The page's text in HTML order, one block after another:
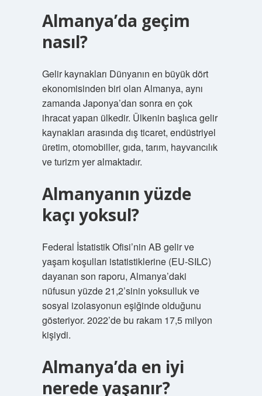
Almanya’da geçim
nasıl?
Gelir kaynakları Dünyanın en büyük dört
ekonomisinden biri olan Almanya, aynı
zamanda Japonya’dan sonra en çok
ihracat yapan ülkedir. Ülkenin başlıca gelir
kaynakları arasında dış ticaret, endüstriyel
üretim, otomobiller, gıda, tarım, hayvancılık
ve turizm yer almaktadır.
Almanyanın yüzde
kaçı yoksul?
Federal İstatistik Ofisi’nin AB gelir ve
yaşam koşulları istatistiklerine (EU-SILC)
dayanan son raporu, Almanya’daki
nüfusun yüzde 21,2’sinin yoksulluk ve
sosyal izolasyonun eşiğinde olduğunu
gösteriyor. 2022’de bu rakam 17,5 milyon
kişiydi.
Almanya’da en iyi
nerede yaşanır?